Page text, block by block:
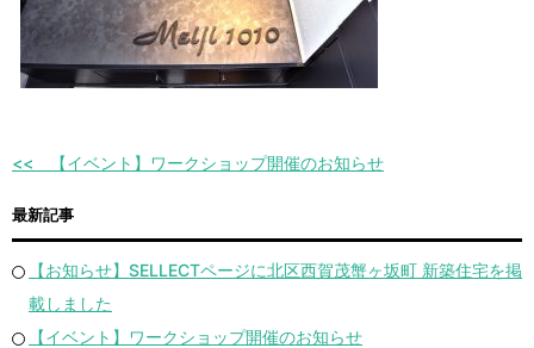
【イベント】ワークショップ開催のお知らせ
最新記事
【お知らせ】SELLECTページに北区西賀茂蟹ヶ坂町 新築住宅を掲
載しました
【イベント】ワークショップ開催のお知らせ